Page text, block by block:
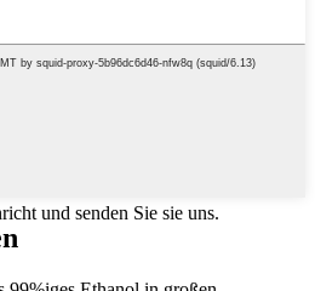
und senden Sie sie uns.